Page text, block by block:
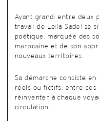
Ayant grandi entre deux
travail de Leila Sadel se
poétique, marquée des
marocaine et de son
nouveaux territoires.
Sa démarche consiste
réels ou fictifs, entre ces
réinventer à chaque
circulation.